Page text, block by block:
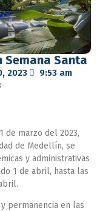
Semana Santa
2023 9:53 am
de marzo del 2023,
de Medellín, se
y administrativas
1 de abril, hasta las
permanencia en las